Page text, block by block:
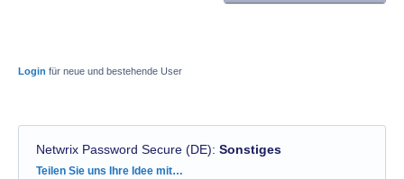
Login für neue und bestehende User
Netwrix Password Secure (DE): Sonstiges
Kategorien
Teilen Sie uns Ihre Idee mit…